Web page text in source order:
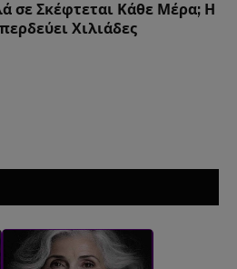
σε Σκέφτεται Κάθε Μέρα; Η
Χιλιάδες